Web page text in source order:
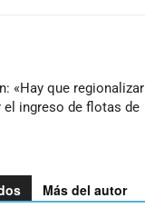
«Hay que regionalizar
el ingreso de flotas de
Más del autor